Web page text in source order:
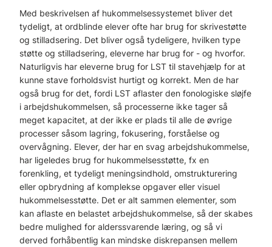
Med beskrivelsen af hukommelsessystemet bliver det
tydeligt, at ordblinde elever ofte har brug for skrivestøtte
og stilladsering. Det bliver også tydeligere, hvilken type
støtte og stilladsering, eleverne har brug for - og hvorfor.
Naturligvis har eleverne brug for LST til stavehjælp for at
kunne stave forholdsvist hurtigt og korrekt. Men de har
også brug for det, fordi LST aflaster den fonologiske sløjfe
i arbejdshukommelsen, så processerne ikke tager så
meget kapacitet, at der ikke er plads til alle de øvrige
processer såsom lagring, fokusering, forståelse og
overvågning. Elever, der har en svag arbejdshukommelse,
har ligeledes brug for hukommelsesstøtte, fx en
forenkling, et tydeligt meningsindhold, omstrukturering
eller opbrydning af komplekse opgaver eller visuel
hukommelsesstøtte. Det er alt sammen elementer, som
kan aflaste en belastet arbejdshukommelse, så der skabes
bedre mulighed for alderssvarende læring, og så vi
derved forhåbentlig kan mindske diskrepansen mellem